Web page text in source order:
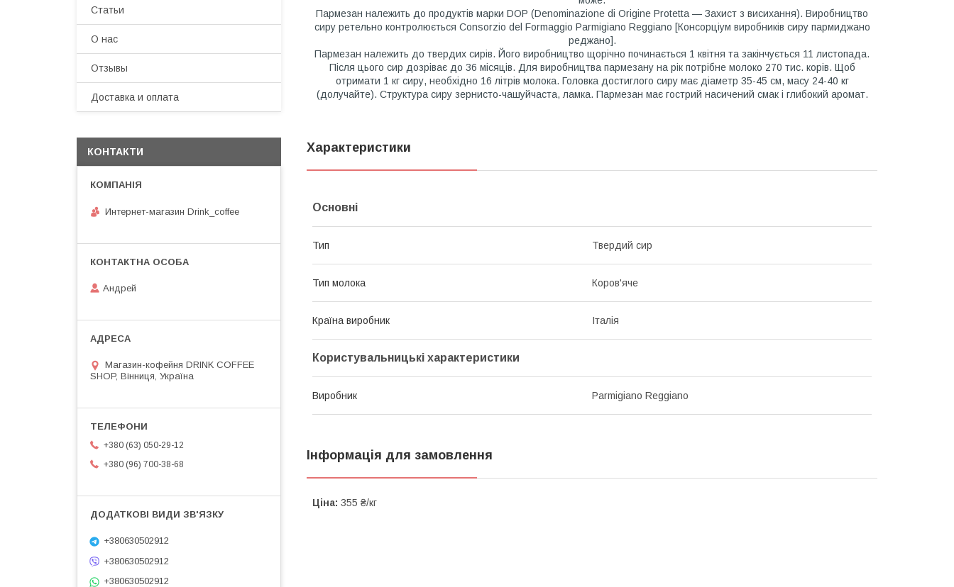
Пармезан належить до продуктів марки DOP (Denominazione di Origine Protetta — Захист з висихання). Виробництво
сиру ретельно контролюється Consorzio del Formaggio Parmigiano Reggiano [Консорціум виробників сиру пармиджано
реджано].
Пармезан належить до твердих сирів. Його виробництво щорічно починається 1 квітня та закінчується 11 листопада.
Після цього сир дозріває до 36 місяців. Для виробництва пармезану на рік потрібне молоко 270 тис. корів. Щоб
отримати 1 кг сиру, необхідно 16 літрів молока. Головка достиглого сиру має діаметр 35-45 см, масу 24-40 кг
(долучайте). Структура сиру зернисто-чашуйчаста, ламка. Пармезан має гострий насичений смак і глибокий аромат.
Характеристики
Основні
Тип Твердий сир
Тип молока Коров'яче
Країна виробник Італія
Користувальницькі характеристики
Виробник Parmigiano Reggiano
Інформація для замовлення
Ціна: 355 ₴/кг
Статьи
О нас
Отзывы
Доставка и оплата
КОНТАКТИ
Интернет-магазин Drink_coffee
Андрей
Магазин-кофейня DRINK COFFEE
SHOP, Вінниця, Україна
+380 (63) 050-29-12
+380 (96) 700-38-68
+380630502912
+380630502912
+380630502912